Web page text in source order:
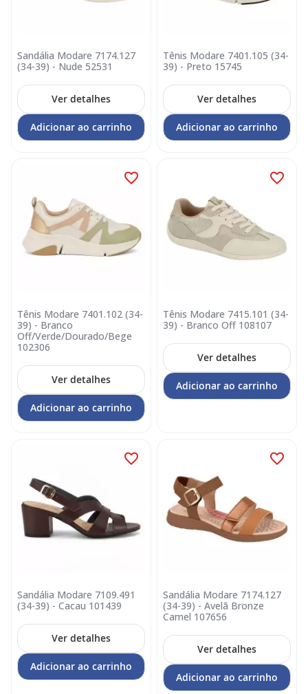
Sandália Modare 7174.127
(34-39) - Nude 52531
Ver detalhes
Adicionar ao carrinho
Tênis Modare 7401.105 (34-
39) - Preto 15745
Ver detalhes
Adicionar ao carrinho
Tênis Modare 7401.102 (34-
39) - Branco
Off/Verde/Dourado/Bege
102306
Ver detalhes
Adicionar ao carrinho
Tênis Modare 7415.101 (34-
39) - Branco Off 108107
Ver detalhes
Adicionar ao carrinho
Sandália Modare 7109.491
(34-39) - Cacau 101439
Ver detalhes
Adicionar ao carrinho
Sandália Modare 7174.127
(34-39) - Avelã Bronze
Camel 107656
Ver detalhes
Adicionar ao carrinho